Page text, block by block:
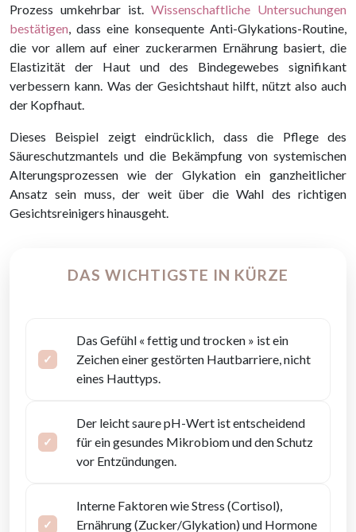
Prozess umkehrbar ist. Wissenschaftliche Untersuchungen
bestätigen , dass eine konsequente Anti-Glykations-Routine,
die vor allem auf einer zuckerarmen Ernährung basiert, die
Elastizität der Haut und des Bindegewebes signifikant
verbessern kann. Was der Gesichtshaut hilft, nützt also auch
der Kopfhaut.
Dieses Beispiel zeigt eindrücklich, dass die Pflege des
Säureschutzmantels und die Bekämpfung von systemischen
Alterungsprozessen wie der Glykation ein ganzheitlicher
Ansatz sein muss, der weit über die Wahl des richtigen
Gesichtsreinigers hinausgeht.
DAS WICHTIGSTE IN KÜRZE
Das Gefühl « fettig und trocken » ist ein
Zeichen einer gestörten Hautbarriere, nicht
eines Hauttyps.
Der leicht saure pH-Wert ist entscheidend
für ein gesundes Mikrobiom und den Schutz
vor Entzündungen.
Interne Faktoren wie Stress (Cortisol),
Ernährung (Zucker/Glykation) und Hormone